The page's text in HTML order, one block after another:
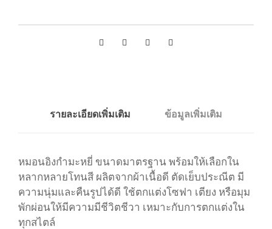
กำ
น
สี
ข
า
ว
รายละเอียดเพิ่มเติม ข้อมูลเพิ่มเติม
หมอนอิงกำมะหยี่ ขนาดมาตรฐาน พร้อมให้เลือกใน
หลากหลายโทนสี ผลิตจากผ้าเนื้อดี ตัดเย็บประณีต มี
ความนุ่มและคืนรูปได้ดี ใช้ตกแต่งโซฟา เตียง หรือมุม
พักผ่อนให้มีความมีชีวิตชีวา เหมาะกับการตกแต่งใน
ทุกสไตล์